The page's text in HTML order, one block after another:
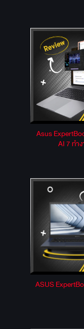
Asus
AI 7 ทำ
ASUS